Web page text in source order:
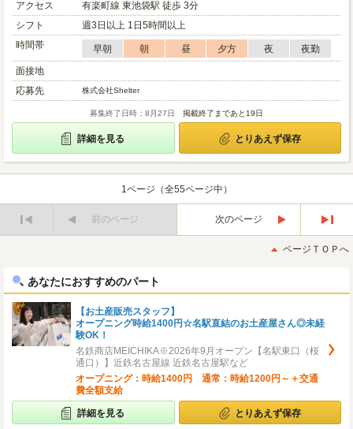
アクセス
有楽町線 東池袋駅 徒歩 3分
シフト
週3日以上 1日5時間以上
時間帯
早朝 朝 昼 夕方 夜
夜勤
面接地
応募先
株式会社Shelter
募集終了日時：8月27日 掲載終了まであと19日
詳細を見る とりあえず保存
1ページ（全55ページ中）
前のページ
次のページ
後
ページＴＯＰへ
あなたにおすすめのパート
【お土産販売スタッフ】
オープニング時給1400円☆名駅直結のお土産屋さん◎未経
験OK！
名鉄商店MEICHIKA※2026年9月オープン【名駅東口（桜
通口）】近鉄名古屋線 近鉄名古屋駅など
オープニング：時給1400円 通常：時給1200円～＋交通
費全額支給
詳細を見る とりあえず保存